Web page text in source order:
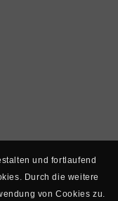
und fortlaufend
Durch die weitere
von Cookies zu.